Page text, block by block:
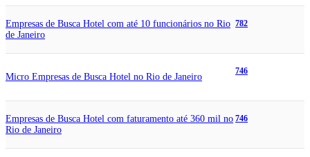
Empresas de Busca Hotel com até 10 funcionários no Rio
de Janeiro
782
Micro Empresas de Busca Hotel no Rio de Janeiro
746
Empresas de Busca Hotel com faturamento até 360 mil no
Rio de Janeiro
746